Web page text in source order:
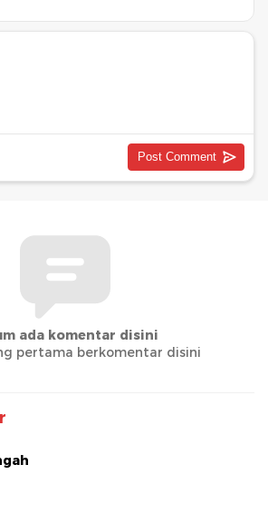
ada komentar disini
pertama berkomentar disini